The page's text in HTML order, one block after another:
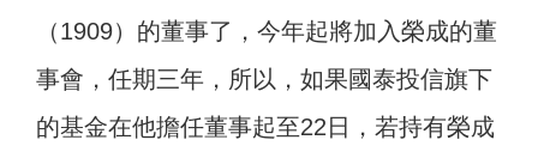
（1909）的董事了，今年起將加入榮成的董
事會，任期三年，所以，如果國泰投信旗下
的基金在他擔任董事起至22日， 若持有榮成